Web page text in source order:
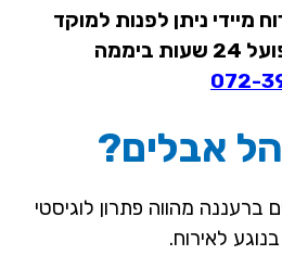
מיידי ניתן לפנות למוקד
ההזמנות שלנו הפועל 24 שעות ביממה
072-
אבלים?
מהווה פתרון לוגיסטי
לאירוח.